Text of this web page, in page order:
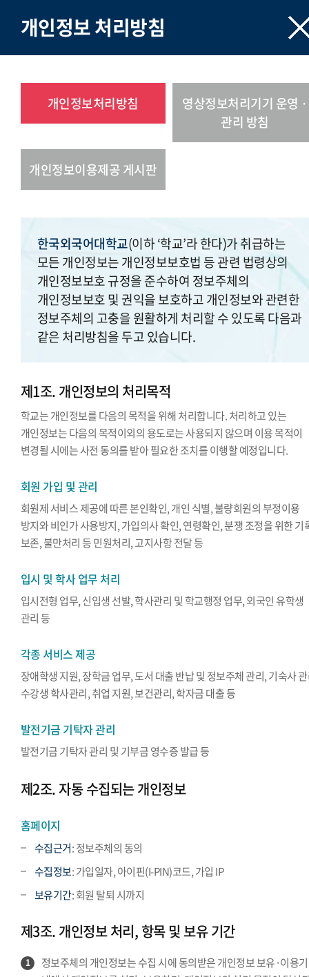
개인정보 처리방침
개인정보처리방침
영상정보처리기기 운영 ·
관리 방침
개인정보이용제공 게시판
한국외국어대학교(이하 ‘학교’라 한다)가 취급하는
모든 개인정보는 개인정보보호법 등 관련 법령상의
개인정보보호 규정을 준수하여 정보주체의
개인정보보호 및 권익을 보호하고 개인정보와 관련한
정보주체의 고충을 원활하게 처리할 수 있도록 다음과
같은 처리방침을 두고 있습니다.
제1조. 개인정보의 처리목적
학교는 개인정보를 다음의 목적을 위해 처리합니다. 처리하고 있는
개인정보는 다음의 목적이외의 용도로는 사용되지 않으며 이용 목적이
변경될 시에는 사전 동의를 받아 필요한 조치를 이행할 예정입니다.
회원 가입 및 관리
회원제 서비스 제공에 따른 본인확인, 개인 식별, 불량회원의 부정이용
방지와 비인가 사용방지, 가입의사 확인, 연령확인, 분쟁 조정을 위한 기
보존, 불만처리 등 민원처리, 고지사항 전달 등
입시 및 학사 업무 처리
입시전형 업무, 신입생 선발, 학사관리 및 학교행정 업무, 외국인 유학생
관리 등
각종 서비스 제공
장애학생 지원, 장학금 업무, 도서 대출 반납 및 정보주체 관리, 기숙사
수강생 학사관리, 취업 지원, 보건관리, 학자금 대출 등
발전기금 기탁자 관리
발전기금 기탁자 관리 및 기부금 영수증 발급 등
제2조. 자동 수집되는 개인정보
홈페이지
수집근거: 정보주체의 동의
수집정보: 가입일자, 아이핀(I-PIN)코드, 가입 IP
보유기간: 회원 탈퇴 시까지
제3조. 개인정보 처리, 항목 및 보유 기간
1
정보주체의 개인정보는 수집 시에 동의받은 개인정보 보유·이용